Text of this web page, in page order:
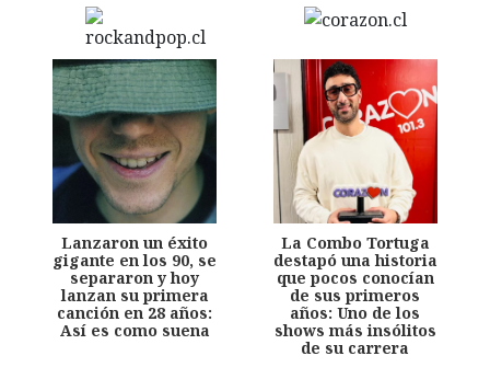
Lanzaron un éxito
gigante en los 90, se
separaron y hoy
lanzan su primera
canción en 28 años:
Así es como suena
La Combo Tortuga
destapó una historia
que pocos conocían
de sus primeros
años: Uno de los
shows más insólitos
de su carrera